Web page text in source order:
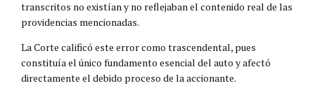
transcritos no existían y no reflejaban el contenido real de las
providencias mencionadas.
La Corte calificó este error como trascendental, pues
constituía el único fundamento esencial del auto y afectó
directamente el debido proceso de la accionante.